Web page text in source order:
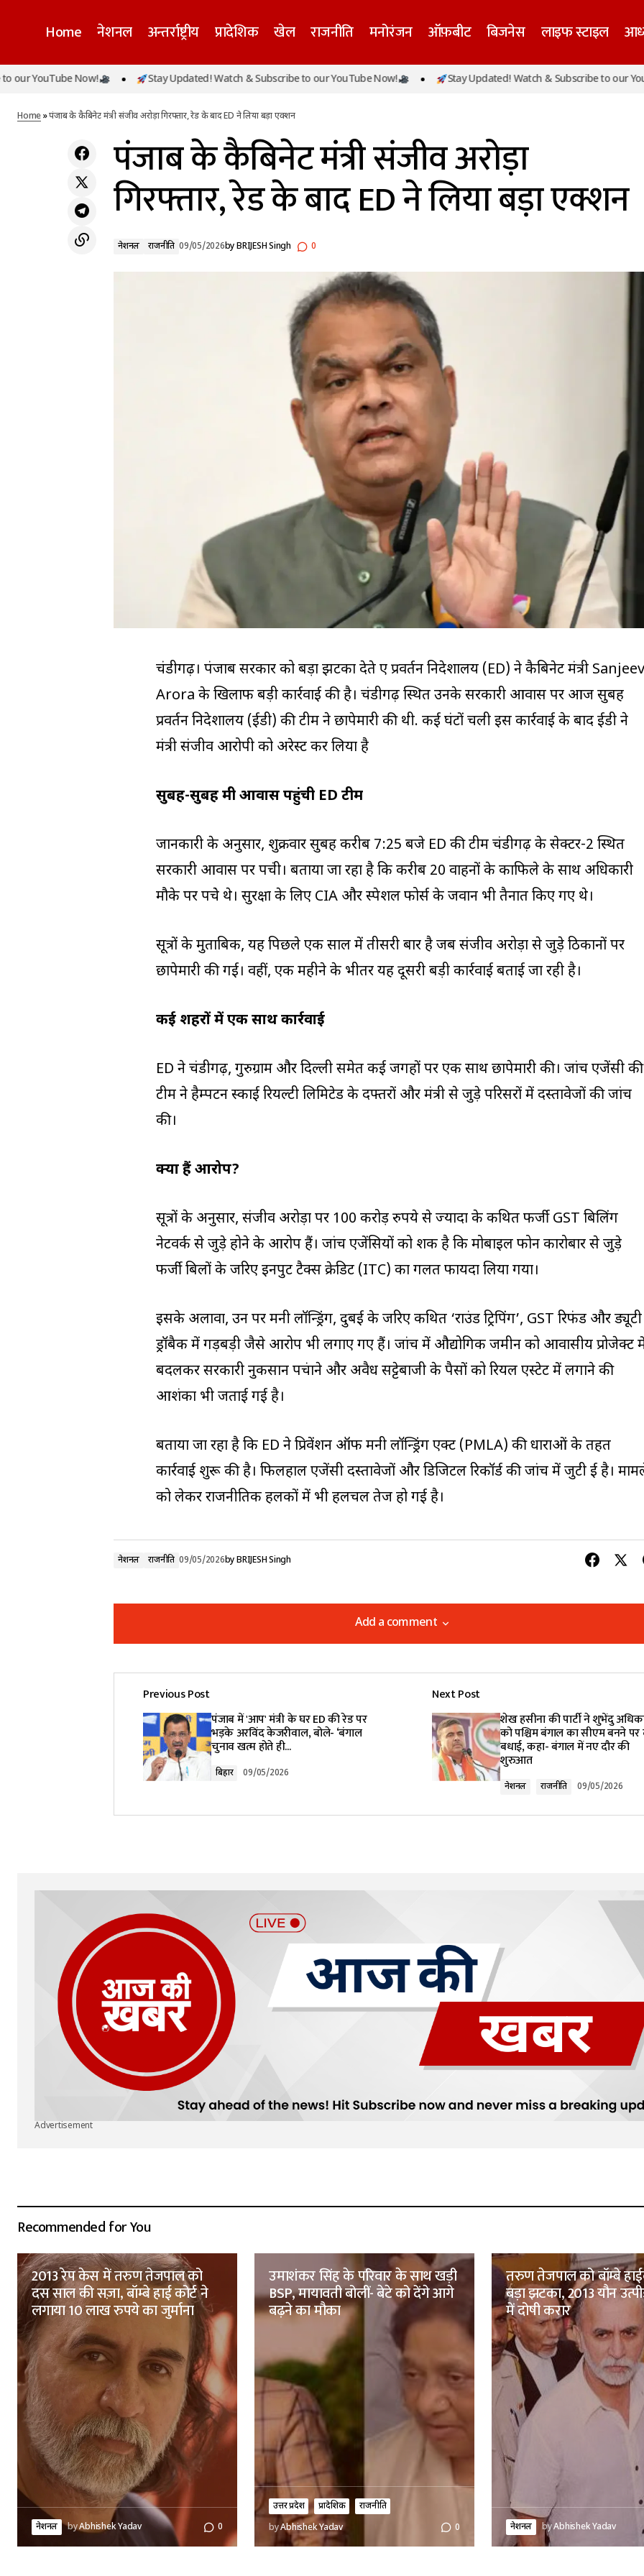
Home नेशनल अन्तर्राष्ट्रीय प्रादेशिक खेल राजनीति मनोरंजन ऑफ़बीट बिजनेस लाइफ स्टाइल
पंजाब में 'आप' मंत्री के घर ED की रेड पर भड़के
अरविंद केजरीवाल, बोले- ‘बंगाल चुनाव खत्म होते
पंजाब के कैबिनेट मंत्री संजीव अरोड़ा गिरफ्तार, रेड के बाद ED ने
Now! Stay Updated! Watch & Subscribe to our YouTube Now! Stay Updated! Watch & Subscribe to our YouTube
Home»पंजाब के कैबिनेट मंत्री संजीव अरोड़ा गिरफ्तार, रेड के बाद ED ने लिया बड़ा एक्शन
पंजाब के कैबिनेट मंत्री संजीव अरोड़ा
गिरफ्तार, रेड के बाद ED ने लिया बड़ा एक्शन
नेशनल राजनीति 09/05/2026byBRIJESH Singh 0
चंडीगढ़। पंजाब सरकार को बड़ा झटका देते हुए प्रवर्तन निदेशालय (ED) ने कैबिनेट मंत्री Sanjeev
Arora के खिलाफ बड़ी कार्रवाई की है। चंडीगढ़ स्थित उनके सरकारी आवास पर आज सुबह
प्रवर्तन निदेशालय (ईडी) की टीम ने छापेमारी की थी. कई घंटों चली इस कार्रवाई के बाद ईडी ने
मंत्री संजीव आरोपी को अरेस्‍ट कर लिया है
सुबह-सुबह मंत्री आवास पहुंची ED टीम
जानकारी के अनुसार, शुक्रवार सुबह करीब 7:25 बजे ED की टीम चंडीगढ़ के सेक्टर-2 स्थित
सरकारी आवास पर पहुंची। बताया जा रहा है कि करीब 20 वाहनों के काफिले के साथ अधिकारी
मौके पर पहुंचे थे। सुरक्षा के लिए CIA और स्पेशल फोर्स के जवान भी तैनात किए गए थे।
सूत्रों के मुताबिक, यह पिछले एक साल में तीसरी बार है जब संजीव अरोड़ा से जुड़े ठिकानों पर
छापेमारी की गई। वहीं, एक महीने के भीतर यह दूसरी बड़ी कार्रवाई बताई जा रही है।
कई शहरों में एक साथ कार्रवाई
ED ने चंडीगढ़, गुरुग्राम और दिल्ली समेत कई जगहों पर एक साथ छापेमारी की। जांच एजेंसी की
टीम ने हैम्पटन स्काई रियल्टी लिमिटेड के दफ्तरों और मंत्री से जुड़े परिसरों में दस्तावेजों की जांच
की।
क्या हैं आरोप?
सूत्रों के अनुसार, संजीव अरोड़ा पर 100 करोड़ रुपये से ज्यादा के कथित फर्जी GST बिलिंग
नेटवर्क से जुड़े होने के आरोप हैं। जांच एजेंसियों को शक है कि मोबाइल फोन कारोबार से जुड़े
फर्जी बिलों के जरिए इनपुट टैक्स क्रेडिट (ITC) का गलत फायदा लिया गया।
इसके अलावा, उन पर मनी लॉन्ड्रिंग, दुबई के जरिए कथित ‘राउंड ट्रिपिंग’, GST रिफंड और ड्यूटी
ड्रॉबैक में गड़बड़ी जैसे आरोप भी लगाए गए हैं। जांच में औद्योगिक जमीन को आवासीय प्रोजेक्ट
बदलकर सरकारी नुकसान पहुंचाने और अवैध सट्टेबाजी के पैसों को रियल एस्टेट में लगाने की
आशंका भी जताई गई है।
बताया जा रहा है कि ED ने प्रिवेंशन ऑफ मनी लॉन्ड्रिंग एक्ट (PMLA) की धाराओं के तहत
कार्रवाई शुरू की है। फिलहाल एजेंसी दस्तावेजों और डिजिटल रिकॉर्ड की जांच में जुटी हुई है।
को लेकर राजनीतिक हलकों में भी हलचल तेज हो गई है।
नेशनल राजनीति 09/05/2026byBRIJESH Singh
Add a comment
Add a comment
Your email address will not be published. Required fields are marked
Comment*
Submit Comment
Previous Post
पंजाब में 'आप' मंत्री के घर ED की रेड पर
भड़के अरविंद केजरीवाल, बोले- ‘बंगाल
चुनाव खत्म होते ही...
बिहार 09/05/2026
Next Post
शेख हसीना की पार्टी ने शुभेंदु
को पश्चिम बंगाल का सीएम बनने पर
बधाई, कहा- बंगाल में नए दौर की
शुरुआत
नेशनल राजनीति 09/05/2026
Advertisement
Recommended for You
2013 रेप केस में तरुण तेजपाल को
दस साल की सज़ा, बॉम्बे हाई कोर्ट ने
लगाया 10 लाख रुपये का जुर्माना
नेशनल byAbhishek Yadav 0
उमाशंकर सिंह के परिवार के साथ खड़ी
BSP, मायावती बोलीं- बेटे को देंगे आगे
बढ़ने का मौका
उत्तर प्रदेश प्रादेशिक
राजनीति
byAbhishek Yadav 0
तरुण तेजपाल को बॉम्बे
बड़ा झटका, 2013 यौन
में दोषी करार
नेशनल byAbhishek Yadav